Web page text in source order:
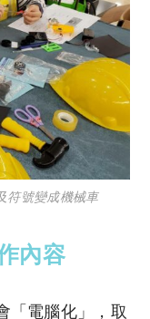
符號變成機械車
內容
「電腦化」，取